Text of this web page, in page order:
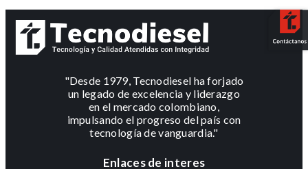
"Desde 1979, Tecnodiesel ha forjado
un legado de excelencia y liderazgo
en el mercado colombiano,
impulsando el progreso del país con
tecnología de vanguardia."
Enlaces de interes